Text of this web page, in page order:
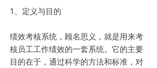
1、定义与目的
绩效考核系统，顾名思义，就是用来考
核员工工作绩效的一套系统。它的主要
目的在于，通过科学的方法和标准，对